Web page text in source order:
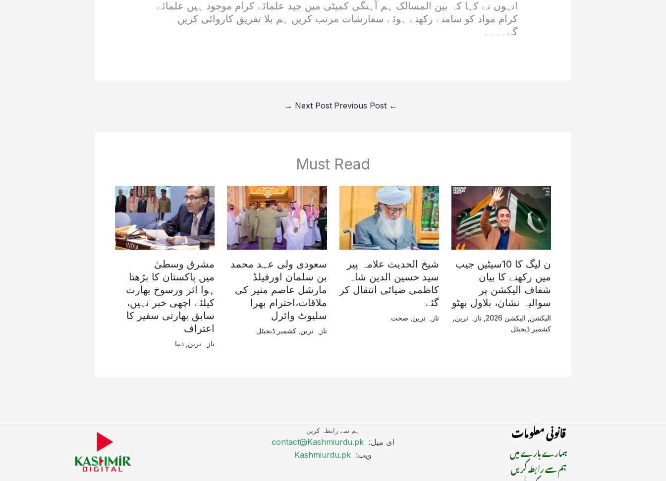
انہوں نے کہا کہ بین المسالک ہم آہنگی کمیٹی میں جید علمائے کرام موجود ہیں علمائے
کرام مواد کو سامنے رکھتے ہوئے سفارشات مرتب کریں ہم بلا تفریق کاروائی کریں
گے۔۔۔۔
←
Next Post
→
Must Read
ن لیگ کا 10سیٹیں جیب
میں رکھنے کا بیان
شفاف الیکشن پر
سوالیہ نشان، بلاول بھٹو
الیکشن الیکشن 2026 تازہ ترین
کشمیر ڈیجیٹل
شیخ الحدیث علامہ پیر
سید حسین الدین شاہ
کاظمی ضیائی انتقال کر
گئے
تازہ ترین صحت
سعودی ولی عہد محمد
بن سلمان اورفیلڈ
مارشل عاصم منیر کی
ملاقات،احترام بھرا
سلیوٹ وائرل
تازہ ترین ,کشمیر ڈیجیٹل
مشرق وسطیٰ
میں پاکستان کا بڑھتا
ہوا اثر ورسوخ بھارت
کیلئے اچھی خبر نہیں،
سابق بھارتی سفیر کا
اعتراف
تازہ ترین دنیا
قانونی معلومات
ہمارے بارے میں
ہم سے رابطہ کریں
ہم سے رابطہ کریں
ای میل: contact@Kashmiurdu.pk
ویب: Kashmiurdu.pk